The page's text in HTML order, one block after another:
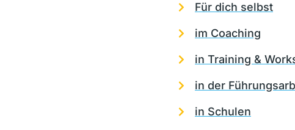
Für dich selbst
im Coaching
in Training &
in der
in Schulen